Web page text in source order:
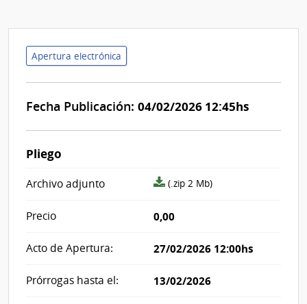
Apertura electrónica
Fecha Publicación: 04/02/2026 12:45hs
Pliego
Archivo adjunto
archivo
(.zip 2 Mb)
Precio 0,00
Acto de Apertura: 27/02/2026 12:00hs
Prórrogas hasta el: 13/02/2026